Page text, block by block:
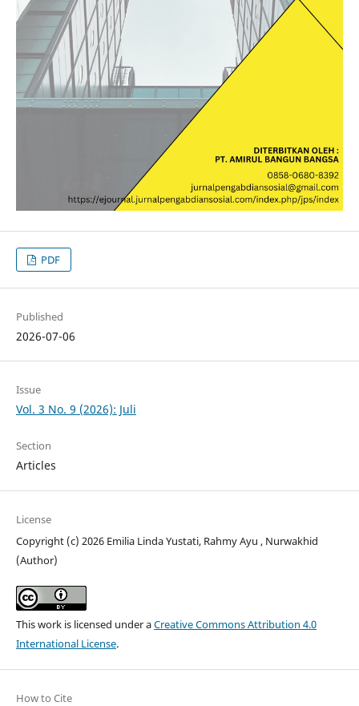
PDF
Published
2026-07-06
Issue
Vol. 3 No. 9 (2026): Juli
Section
Articles
License
Copyright (c) 2026 Emilia Linda Yustati, Rahmy Ayu , Nurwakhid
(Author)
This work is licensed under aCreative Commons Attribution 4.0
International License.
How to Cite